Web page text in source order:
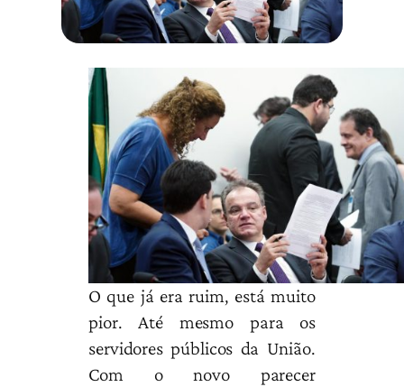
O que já era ruim, está muito
pior. Até mesmo para os
servidores públicos da União.
Com o novo parecer